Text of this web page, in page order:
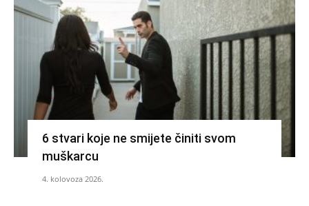
6 stvari koje ne smijete činiti svom
muškarcu
4. kolovoza 2026.